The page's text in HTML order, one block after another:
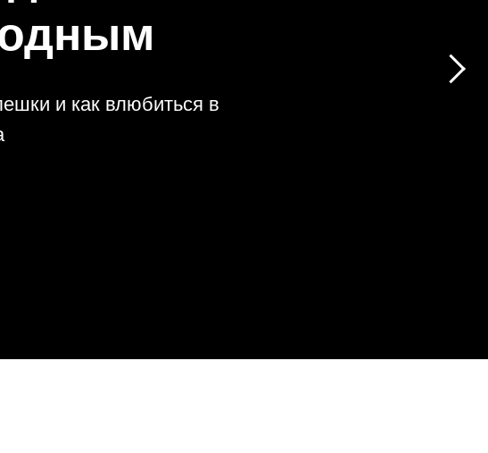
и как влюбиться в